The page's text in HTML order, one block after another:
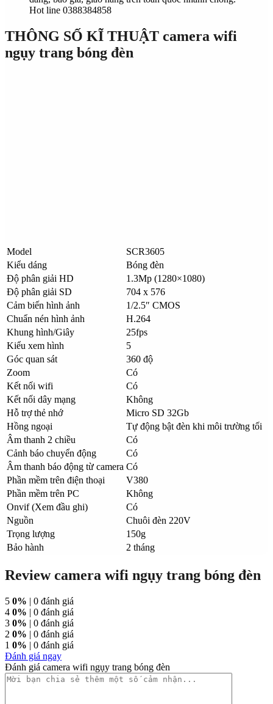
Hot line 0388384858
THÔNG SỐ KĨ THUẬT camera wifi
ngụy trang bóng đèn
Model
SCR3605
Kiểu dáng
Bóng đèn
Độ phân giải HD
1.3Mp (1280×1080)
Độ phân giải SD
704 x 576
Cảm biến hình ảnh
1/2.5″ CMOS
Chuẩn nén hình ảnh
H.264
Khung hình/Giây
25fps
Kiểu xem hình
5
Góc quan sát
360 độ
Zoom
Có
Kết nối wifi
Có
Kết nối dây mạng
Không
Hỗ trợ thẻ nhớ
Micro SD 32Gb
Hồng ngoại
Tự động bật đèn khi môi trường tối
Âm thanh 2 chiều
Có
Cảnh báo chuyển động
Có
Âm thanh báo động từ camera Có
Phần mềm trên điện thoại
V380
Phần mềm trên PC
Không
Onvif (Xem đầu ghi)
Có
Nguồn
Chuôi đèn 220V
Trọng lượng
150g
Bảo hành
2 tháng
Review camera wifi ngụy trang bóng đèn
5 0% | 0 đánh giá
4 0% | 0 đánh giá
3 0% | 0 đánh giá
2 0% | 0 đánh giá
1 0% | 0 đánh giá
Đánh giá ngay
Đánh giá camera wifi ngụy trang bóng đèn